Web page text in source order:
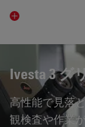
Ivesta 3 グ
高性能で見落
観検査や作業